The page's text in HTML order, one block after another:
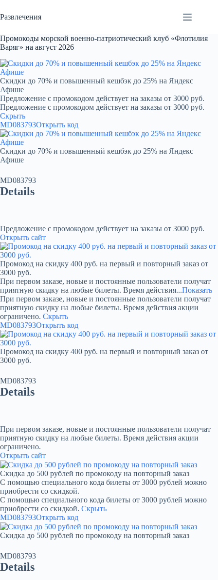
к
сути
Развлечения
Промокоды морской военно-патриотический клуб «Флотилия
Варяг» на август 2026
Скидки до 70% и повышенный кешбэк до 25% на Яндекс
Афише
Предложение с промокодом действует на заказы от 3000 руб.
Предложение с промокодом действует на заказы от 3000 руб.
Скрыть
MD083793Открыть код
Скидки до 70% и повышенный кешбэк до 25% на Яндекс
Афише
MD083793
Details
Предложение с промокодом действует на заказы от 3000 руб.
Открыть сайт
Промокод на скидку 400 руб. на первый и повторный заказ от
3000 руб.
При первом заказе, новые и постоянные пользователи получат
приятную скидку на любые билеты. Время действия...Показать
При первом заказе, новые и постоянные пользователи получат
приятную скидку на любые билеты. Время действия акции
ограничено. Скрыть
MD083793Открыть код
Промокод на скидку 400 руб. на первый и повторный заказ от
3000 руб.
MD083793
Details
При первом заказе, новые и постоянные пользователи получат
приятную скидку на любые билеты. Время действия акции
ограничено.
Открыть сайт
Скидка до 500 рублей по промокоду на повторный заказ
С помощью специального кода билеты от 3000 рублей можно
приобрести со скидкой.
С помощью специального кода билеты от 3000 рублей можно
приобрести со скидкой. Скрыть
MD083793Открыть код
Скидка до 500 рублей по промокоду на повторный заказ
MD083793
Details